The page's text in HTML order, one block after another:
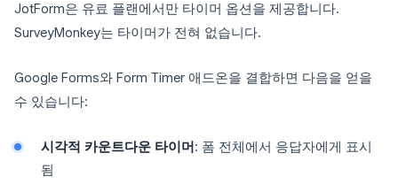
JotForm은 유료 플랜에서만 타이머 옵션을 제공합니다.
SurveyMonkey는 타이머가 전혀 없습니다.
Google Forms와 Form Timer 애드온을 결합하면 다음을 얻을
수 있습니다:
시각적 카운트다운 타이머 : 폼 전체에서 응답자에게 표시
됨